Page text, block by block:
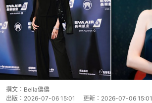
撰文： Bella儂儂
出版： 2026-07-06 15:01 更新： 2026-07-06 15:01